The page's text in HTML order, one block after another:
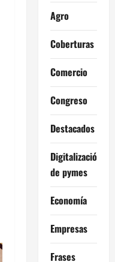
Agro
Coberturas
Comercio
Congreso
Destacados
Digitalización
de pymes
Economía
Empresas
Frases